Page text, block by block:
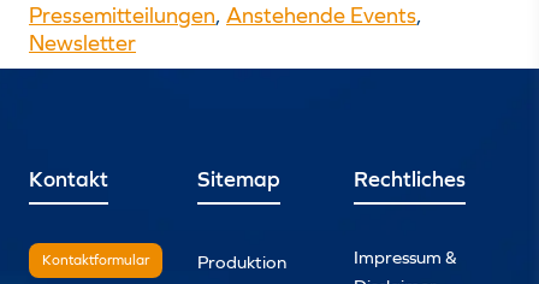
Pressemitteilungen, Anstehende Events,
Newsletter
Kontakt
Kontaktformular
Sitemap
Produktion
Rechtliches
Impressum &